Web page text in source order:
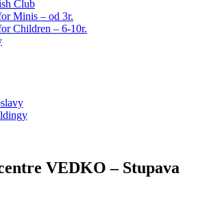
Club
Minis – od 3r.
Children – 6-10r.
VEDKO – Stupava